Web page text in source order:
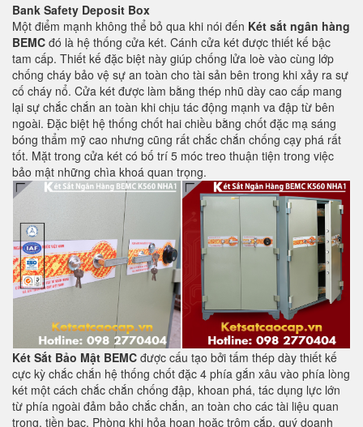
Bank Safety Deposit Box
Một điểm mạnh không thể bỏ qua khi nói đến Két sắt ngân hàng
BEMC đó là hệ thống cửa két. Cánh cửa két được thiết kế bậc
tam cấp. Thiết kế đặc biệt này giúp chống lửa loè vào cùng lớp
chống cháy bảo vệ sự an toàn cho tài sản bên trong khi xảy ra sự
cố cháy nổ. Cửa két được làm bằng thép nhũ dày cao cấp mang
lại sự chắc chắn an toàn khi chịu tác động mạnh va đập từ bên
ngoài. Đặc biệt hệ thống chốt hai chiều bằng chốt đặc mạ sáng
bóng thẩm mỹ cao nhưng cũng rất chắc chắn chống cạy phá rất
tốt. Mặt trong cửa két có bố trí 5 móc treo thuận tiện trong việc
bảo mật những chìa khoá quan trọng.
Két Sắt Bảo Mật BEMC được cấu tạo bởi tấm thép dày thiết kế
cực kỳ chắc chắn hệ thống chốt đặc 4 phía gắn xâu vào phía lòng
két một cách chắc chắn chống đập, khoan phá, tác dụng lực lớn
từ phía ngoài đảm bảo chắc chắn, an toàn cho các tài liệu quan
trọng, tiền bạc. Phòng khi hỏa hoạn hoặc trộm cắp, quý doanh